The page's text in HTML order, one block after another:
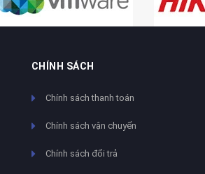
CHÍNH SÁCH
Chính sách thanh toán
Chính sách vận chuyển
Chính sách đổi trả